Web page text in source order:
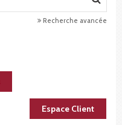
Recherche avancée
Espace Client